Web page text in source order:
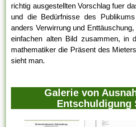
richtig ausgestellten Vorschlag fuer
und die Bedürfnisse des
anders Verwirrung und
einfachen alten Bild zusammen, in
mathematiker die Präsent des
sieht man.
Galerie von
Entschuldigung